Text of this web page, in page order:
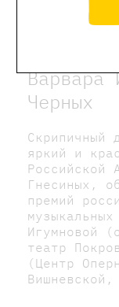
Варвара
Черных
яркий и
Российской
Гнесиных,
премий
Игумновой
театр
(Центр